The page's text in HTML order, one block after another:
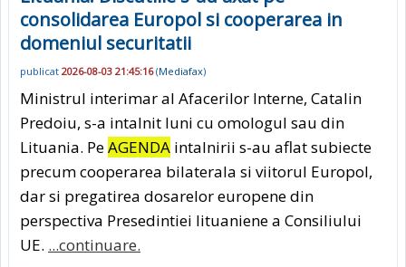
consolidarea Europol si cooperarea in
domeniul securitatii
publicat 2026-08-03 21:45:16(Mediafax)
Ministrul interimar al Afacerilor Interne, Catalin
Predoiu, s-a intalnit luni cu omologul sau din
Lituania. PeAGENDA intalnirii s-au aflat subiecte
precum cooperarea bilaterala si viitorul Europol,
dar si pregatirea dosarelor europene din
perspectiva Presedintiei lituaniene a Consiliului
UE. ...continuare.